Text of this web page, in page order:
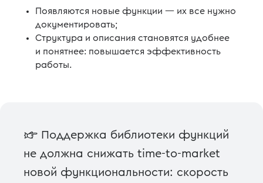
Появляются новые функции — их все нужно
документировать;
Структура и описания становятся удобнее
и понятнее: повышается эффективность
работы.
☞ Поддержка библиотеки функций
не должна снижать time-to-market
новой функциональности: скорость